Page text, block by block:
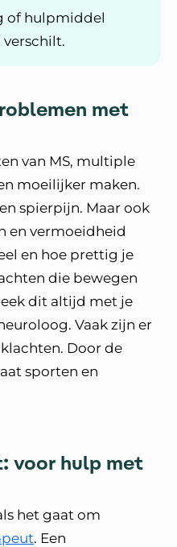
of hulpmiddel
met
van MS, multiple
moeilijker maken.
spierpijn. Maar ook
en vermoeidheid
en hoe prettig je
die bewegen
dit altijd met je
Vaak zijn er
Door de
sporten en
voor hulp met
het gaat om
. Een